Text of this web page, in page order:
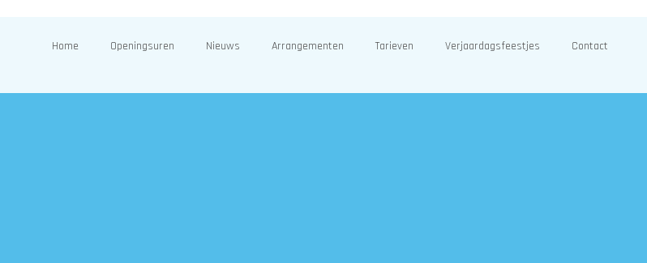
Home Openingsuren Nieuws Arrangementen Tarieven Verjaardagsfeestjes Contact